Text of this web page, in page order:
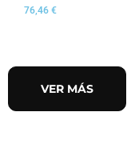
76,46 €
VER MÁS